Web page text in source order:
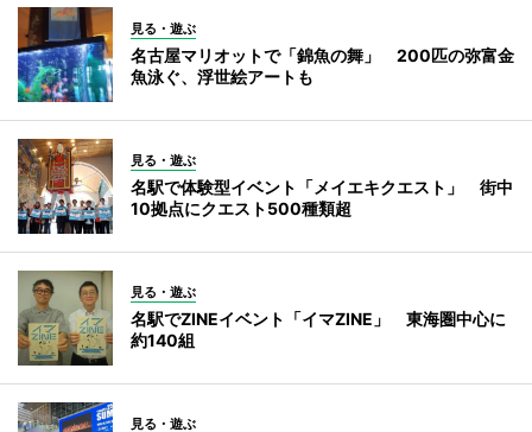
見る・遊ぶ
名古屋マリオットで「錦魚の舞」 200匹の弥富金
魚泳ぐ、浮世絵アートも
見る・遊ぶ
名駅で体験型イベント「メイエキクエスト」 街中
10拠点にクエスト500種類超
見る・遊ぶ
名駅でZINEイベント「イマZINE」 東海圏中心に
約140組
見る・遊ぶ